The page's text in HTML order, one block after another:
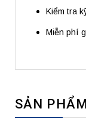
Kiểm tra
Miễn phí
SẢN